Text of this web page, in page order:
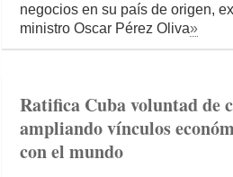
negocios en su país de origen,
ministro Oscar Pérez Oliva»
Ratifica Cuba voluntad de
ampliando vínculos
con el mundo